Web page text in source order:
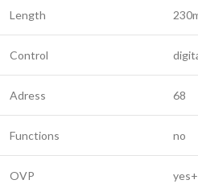
Length
Control
Adress 68
Functions no
OVP